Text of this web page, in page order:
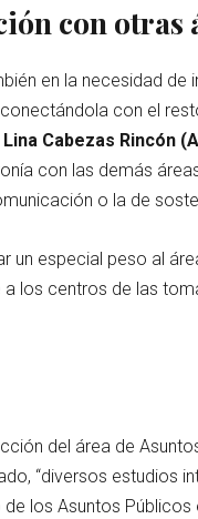
con otras
en la necesidad de
con el
Lina Cabezas Rincón
con las demás
o la de
un especial peso al
los centros de las
del área de
“diversos estudios
los Asuntos